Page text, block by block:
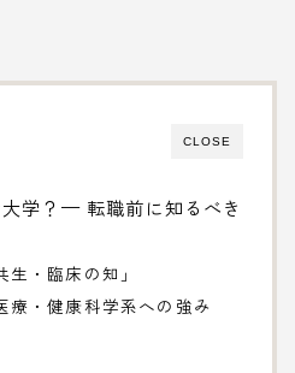
CLOSE
学？— 転職前に知るべき
・臨床の知」
療・健康科学系への強み